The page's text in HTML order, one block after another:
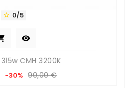
 0/5

CMH 3200K
Prix
Prix
-30% 90,00 €